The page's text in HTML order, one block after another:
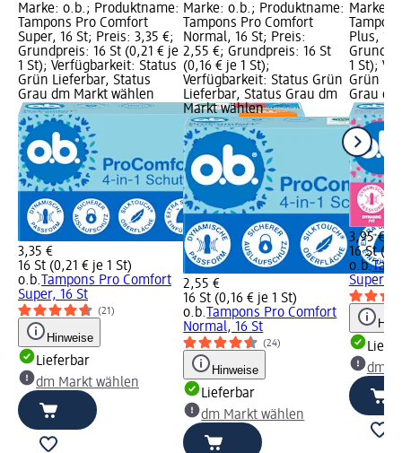
Marke: o.b.; Produktname:
Tampons Pro Comfort
Super, 16 St; Preis: 3,35 €;
Grundpreis: 16 St (0,21 € je
1 St); Verfügbarkeit: Status
Grün Lieferbar, Status
Grau dm Markt wählen
3,35 €
16 St (0,21 € je 1 St)
o.b. Tampons Pro Comfort
Super, 16 St
(21)
Hinweise
Lieferbar
dm Markt wählen
Marke: o.b.; Produktname:
Tampons Pro Comfort
Normal, 16 St; Preis:
2,55 €; Grundpreis: 16 St
(0,16 € je 1 St);
Verfügbarkeit: Status Grün
Lieferbar, Status Grau dm
Markt wählen
2,55 €
16 St (0,16 € je 1 St)
o.b. Tampons Pro Comfort
Normal, 16 St
(24)
Hinweise
Lieferbar
dm Markt wählen
Marke:
Plus, 16
1 St);
Grün
Grau
3,95 €
16 St
o.b.
Super
dm